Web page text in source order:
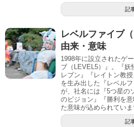
記
レベルファイブ
由来・意味
1998年に設立されたゲ
ブ（LEVEL5）』。『妖
レブン』『レイトン教
を生み出した『レベル
が、社名には『5つ星の
のビジョン』『勝利を
た意味が込められていま
記